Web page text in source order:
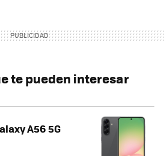
te pueden interesar
A56 5G